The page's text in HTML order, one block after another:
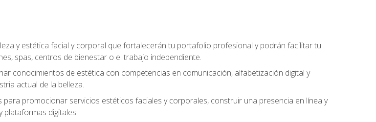
y estética facial y corporal que fortalecerán tu portafolio profesional y podrán facilitar tu
spas, centros de bienestar o el trabajo independiente.
conocimientos de estética con competencias en comunicación, alfabetización digital y
actual de la belleza.
para promocionar servicios estéticos faciales y corporales, construir una presencia en línea y
plataformas digitales.